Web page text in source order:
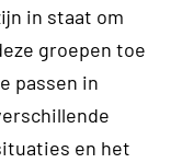
in staat om
groepen toe
passen in
en het